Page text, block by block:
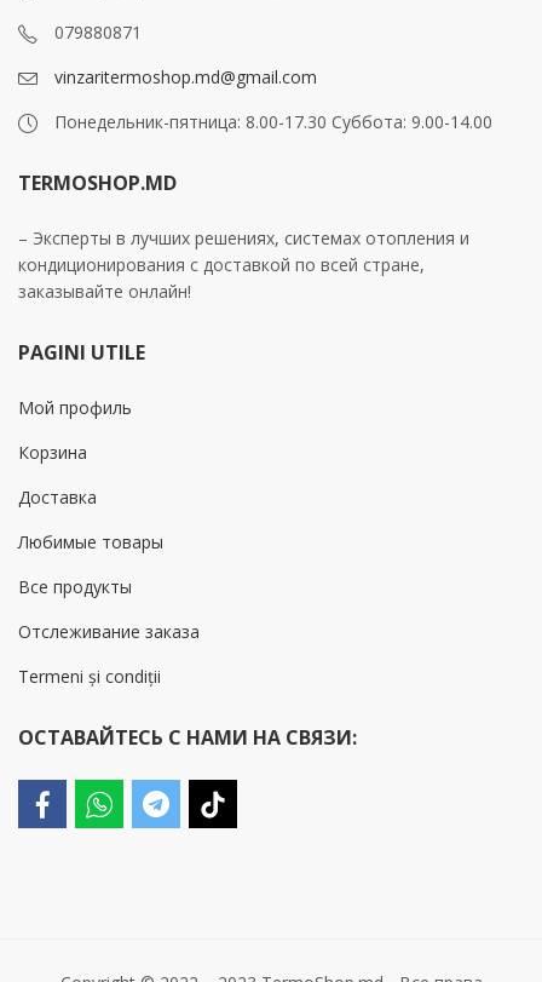
079880871
vinzaritermoshop.md@gmail.com
Понедельник-пятница: 8.00-17.30 Суббота: 9.00-14.00
TERMOSHOP.MD
– Эксперты в лучших решениях, системах отопления и
кондиционирования с доставкой по всей стране,
заказывайте онлайн!
PAGINI UTILE
Мой профиль
Корзина
Доставка
Любимые товары
Все продукты
Отслеживание заказа
Termeni și condiții
ОСТАВАЙТЕСЬ С НАМИ НА СВЯЗИ: